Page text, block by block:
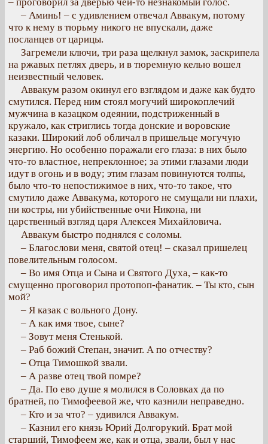
– Аминь! – с удивлением отвечал Аввакум, потому
что к нему в тюрьму никого не впускали, даже
посланцев от царицы.
Загремели ключи, три раза щелкнул замок, заскрипела
на ржавых петлях дверь, и в тюремную келью вошел
неизвестный человек.
Аввакум разом окинул его взглядом и даже как будто
смутился. Перед ним стоял могучий широкоплечий
мужчина в казацком одеянии, подстриженный в
кружало, как стриглись тогда донские и воровские
казаки. Широкий лоб обличал в пришельце могучую
энергию. Но особенно поражали его глаза: в них было
что-то властное, непреклонное; за этими глазами люди
идут в огонь и в воду; этим глазам повинуются толпы,
было что-то непостижимое в них, что-то такое, что
смутило даже Аввакума, которого не смущали ни плахи,
ни костры, ни убийственные очи Никона, ни
царственный взгляд царя Алексея Михайловича.
Аввакум быстро поднялся с соломы.
– Благослови меня, святой отец! – сказал пришелец
повелительным голосом.
– Во имя Отца и Сына и Святого Духа, – как-то
смущенно проговорил протопоп-фанатик. – Ты кто, сын
мой?
– Я казак с вольного Дону.
– А как имя твое, сыне?
– Зовут меня Стенькой.
– Раб божий Степан, значит. А по отчеству?
– Отца Тимошкой звали.
– А разве отец твой помре?
– Да. По ево душе я молился в Соловках да по
братней, по Тимофеевой же, что казнили неправедно.
– Кто и за что? – удивился Аввакум.
– Казнил его князь Юрий Долгорукий. Брат мой
старший, Тимофеем же, как и отца, звали, был у нас